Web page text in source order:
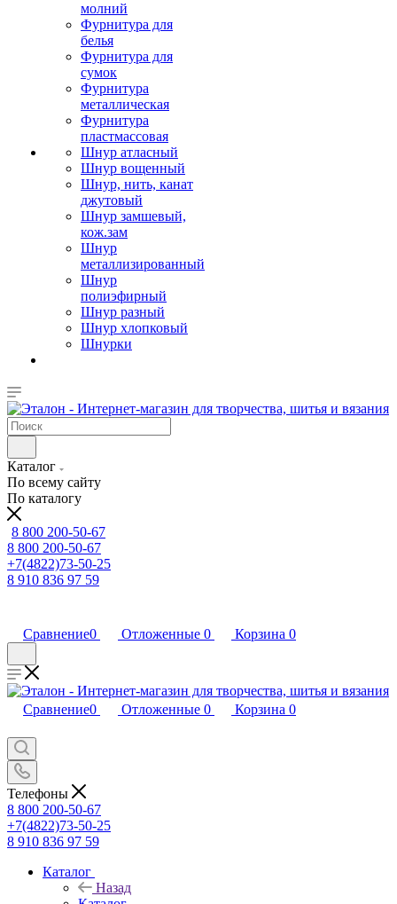
молний
Фурнитура для
белья
Фурнитура для
сумок
Фурнитура
металлическая
Фурнитура
пластмассовая
Шнур атласный
Шнур вощенный
Шнур, нить, канат
джутовый
Шнур замшевый,
кож.зам
Шнур
металлизированный
Шнур
полиэфирный
Шнур разный
Шнур хлопковый
Шнурки
Каталог
По всему сайту
По каталогу
8 800 200-50-67
8 800 200-50-67
+7(4822)73-50-25
8 910 836 97 59
Сравнение0 Отложенные 0 Корзина 0
Сравнение0 Отложенные 0 Корзина 0
Телефоны
8 800 200-50-67
+7(4822)73-50-25
8 910 836 97 59
Каталог
Назад